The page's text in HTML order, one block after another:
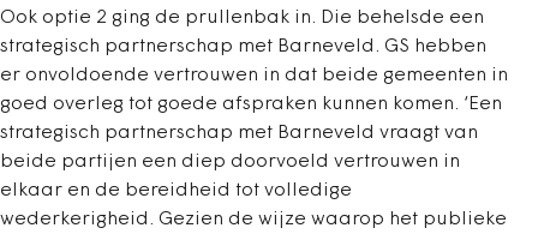
Ook optie 2 ging de prullenbak in. Die behelsde een
strategisch partnerschap met Barneveld. GS hebben
er onvoldoende vertrouwen in dat beide gemeenten in
goed overleg tot goede afspraken kunnen komen. ‘Een
strategisch partnerschap met Barneveld vraagt van
beide partijen een diep doorvoeld vertrouwen in
elkaar en de bereidheid tot volledige
wederkerigheid. Gezien de wijze waarop het publieke